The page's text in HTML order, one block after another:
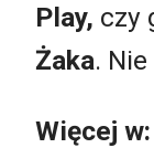
Play, czy
Żaka.
Więcej w: